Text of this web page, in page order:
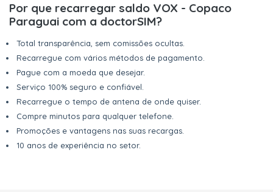
Por que recarregar saldo VOX - Copaco
Paraguai com a doctorSIM?
Total transparência, sem comissões ocultas.
Recarregue com vários métodos de pagamento.
Pague com a moeda que desejar.
Serviço 100% seguro e confiável.
Recarregue o tempo de antena de onde quiser.
Compre minutos para qualquer telefone.
Promoções e vantagens nas suas recargas.
10 anos de experiência no setor.